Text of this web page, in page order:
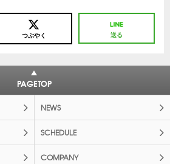
つぶやく 送る
PAGETOP
NEWS
SCHEDULE
COMPANY